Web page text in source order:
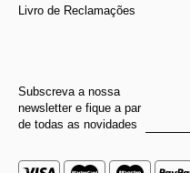
Livro de Reclamações
Subscreva a nossa
newsletter e fique a par
de todas as novidades